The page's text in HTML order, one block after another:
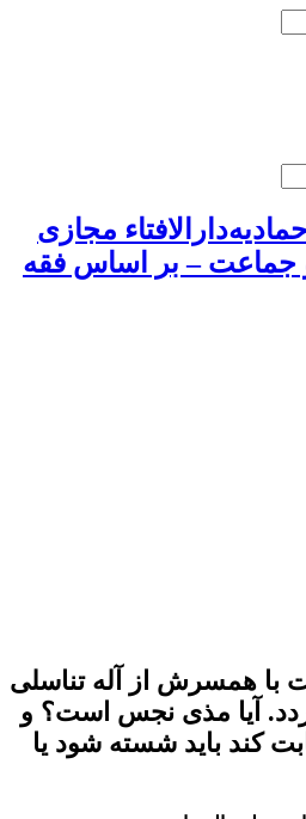
دارالافتاء مجازی
جماعت – بر اساس فقه
با همسرش از آله تناسلی
آیا مذی نجس است؟ و
کند باید شسته شود یا